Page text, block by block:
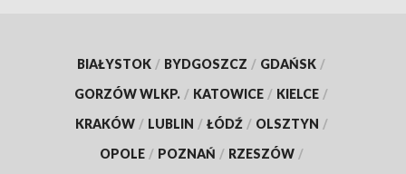
BIAŁYSTOK / BYDGOSZCZ / GDAŃSK /
GORZÓW WLKP. / KATOWICE / KIELCE /
KRAKÓW / LUBLIN / ŁÓDŹ / OLSZTYN /
OPOLE / POZNAŃ / RZESZÓW /